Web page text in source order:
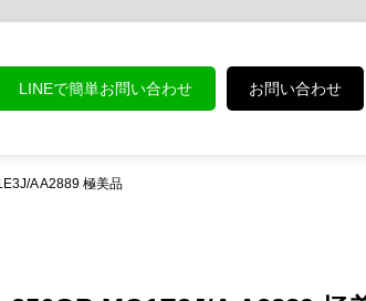
LINEで簡単お問い合わせ お問い合わせ
A A2889 極美品